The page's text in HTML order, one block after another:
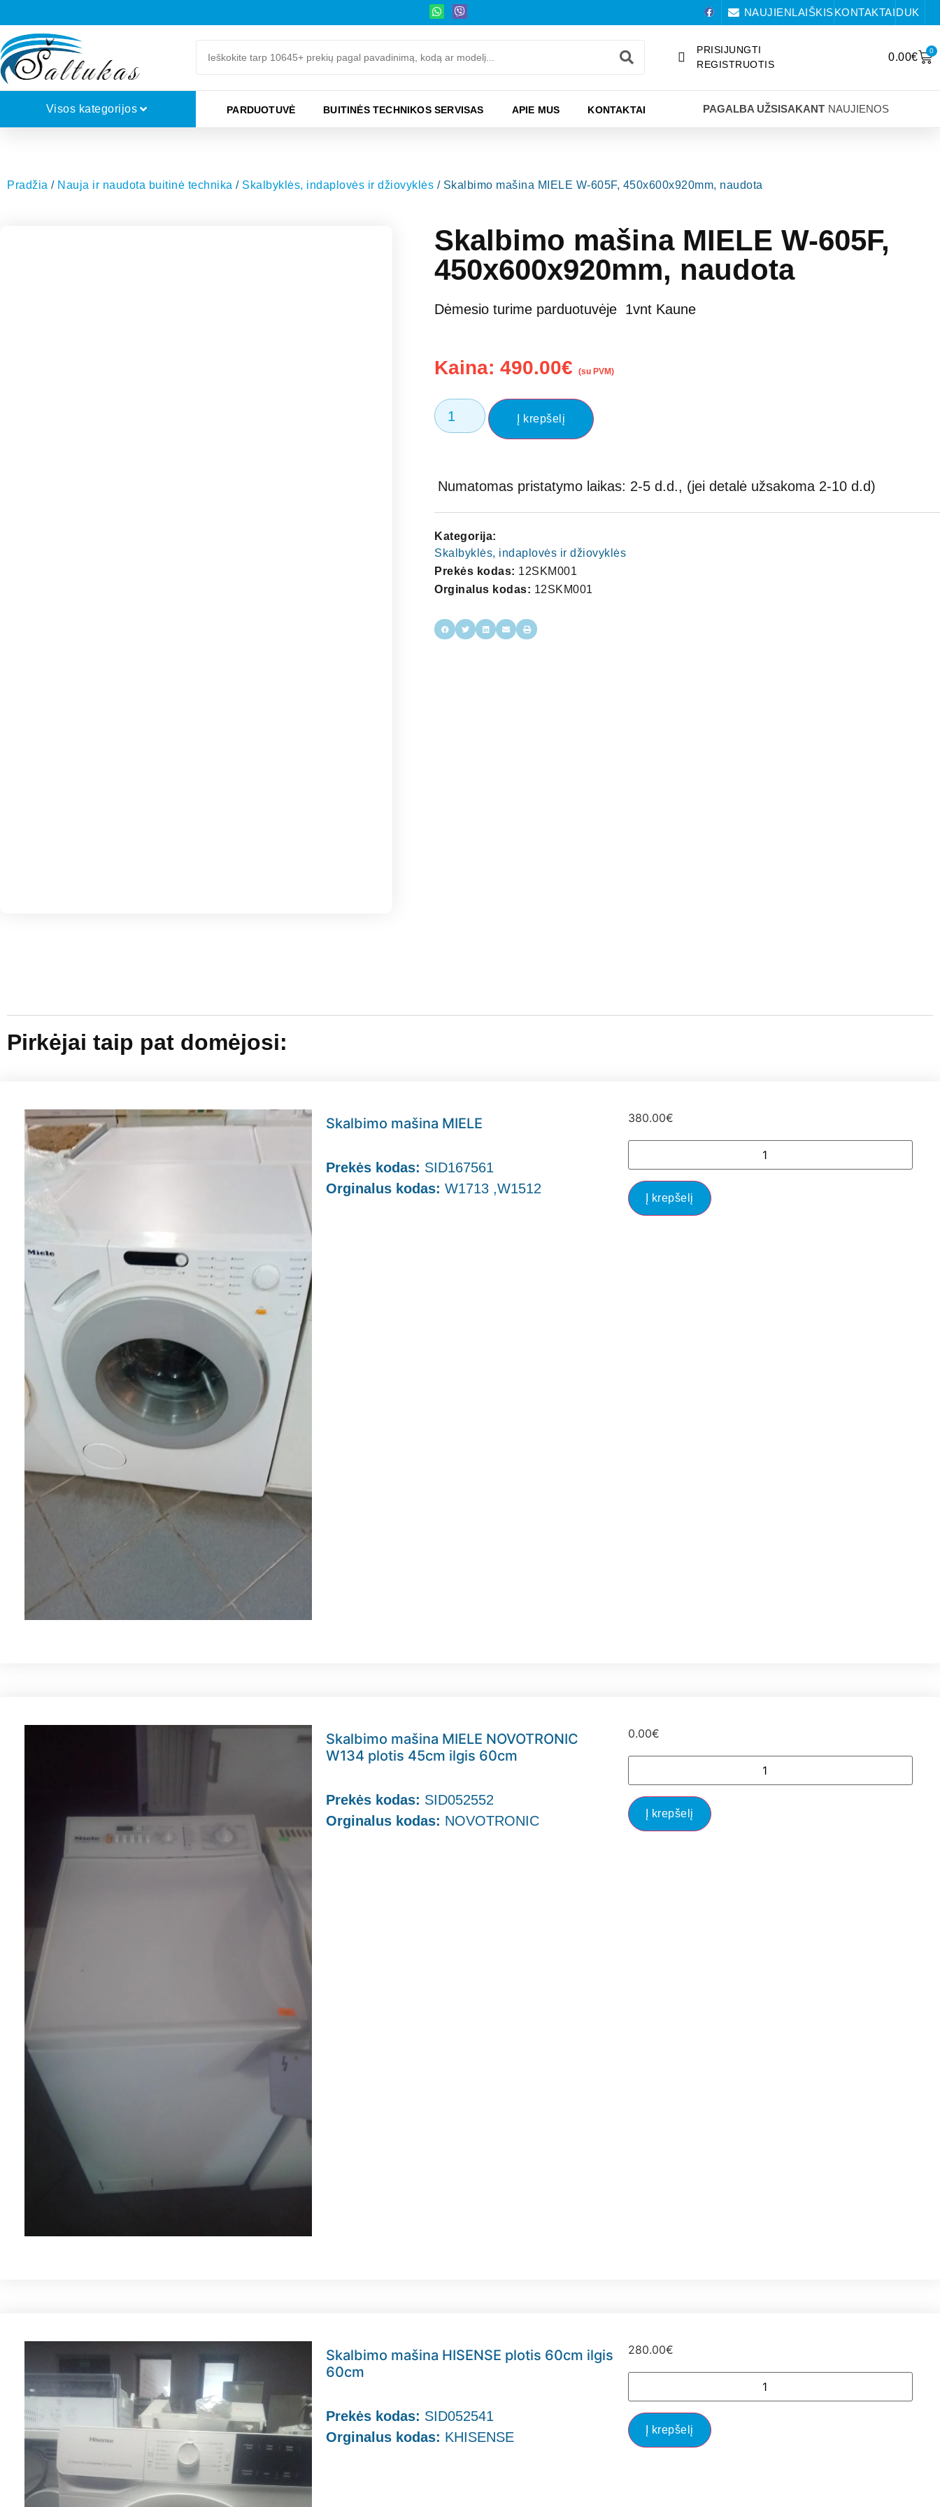
NAUJIENLAIŠKISKONTAKTAIDUK
PRISIJUNGTI
REGISTRUOTIS
0.00€
0
Visos kategorijos PARDUOTUVĖ BUITINĖS TECHNIKOS SERVISAS APIE MUS KONTAKTAI PAGALBA UŽSISAKANT NAUJIENOS
Pradžia / Nauja ir naudota buitinė technika / Skalbyklės, indaplovės ir džiovyklės / Skalbimo mašina MIELE W-605F, 450x600x920mm, naudota
Skalbimo mašina MIELE W-605F,
450x600x920mm, naudota
Dėmesio turime parduotuvėje 1vnt Kaune
Kaina:490.00€ (su PVM)
Į krepšelį
Numatomas pristatymo laikas: 2-5 d.d., (jei detalė užsakoma 2-10 d.d)
Kategorija:
Skalbyklės, indaplovės ir džiovyklės
Prekės kodas: 12SKM001
Orginalus kodas: 12SKM001
Pirkėjai taip pat domėjosi:
Skalbimo mašina MIELE
Prekės kodas: SID167561
Orginalus kodas: W1713 ,W1512
380.00€
Į krepšelį
Skalbimo mašina MIELE NOVOTRONIC
W134 plotis 45cm ilgis 60cm
Prekės kodas: SID052552
Orginalus kodas: NOVOTRONIC
0.00€
Į krepšelį
Skalbimo mašina HISENSE plotis 60cm ilgis
60cm
Prekės kodas: SID052541
Orginalus kodas: KHISENSE
280.00€
Į krepšelį